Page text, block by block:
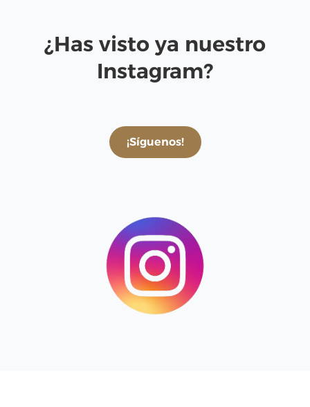
¿Has visto ya nuestro
Instagram?
¡Síguenos!